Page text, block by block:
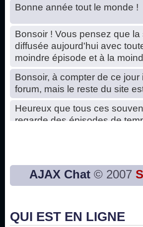
Bonne année tout le monde !
Bonsoir ! Vous pensez que
diffusée aujourd'hui avec
moindre épisode et à la
Bonsoir, à compter de ce
forum, mais le reste du site
Heureux que tous ces
regarde des épisodes de
Bon, 2020, ça n'a pas trop
issus des saisons 6; 7 et 8 !
AJAX Chat © 2007
QUI EST EN LIGNE